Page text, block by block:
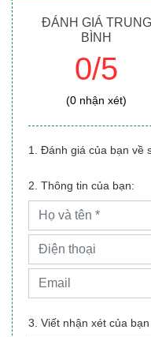
ĐÁNH GIÁ TRUNG
BÌNH
0/5
(0 nhận xét)
1. Đánh giá của bạn về
2. Thông tin của bạn:
3. Viết nhận xét của